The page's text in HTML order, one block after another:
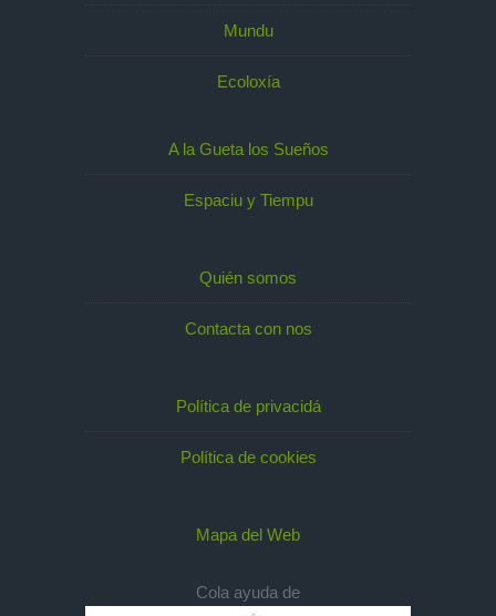
Mundu
Ecoloxía
A la Gueta los Sueños
Espaciu y Tiempu
Quién somos
Contacta con nos
Política de privacidá
Política de cookies
Mapa del Web
Cola ayuda de